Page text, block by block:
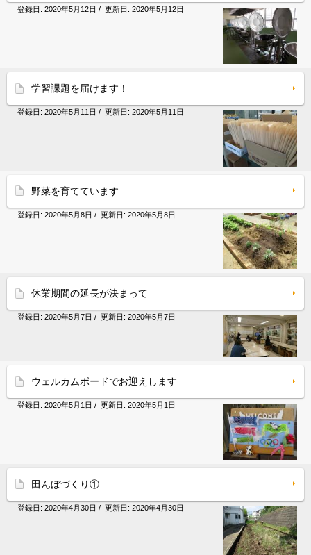
登録日: 2020年5月12日 / 更新日: 2020年5月12日
学習課題を届けます！
登録日: 2020年5月11日 / 更新日: 2020年5月11日
野菜を育てています
登録日: 2020年5月8日 / 更新日: 2020年5月8日
休業期間の延長が決まって
登録日: 2020年5月7日 / 更新日: 2020年5月7日
ウェルカムボードでお迎えします
登録日: 2020年5月1日 / 更新日: 2020年5月1日
田んぼづくり①
登録日: 2020年4月30日 / 更新日: 2020年4月30日